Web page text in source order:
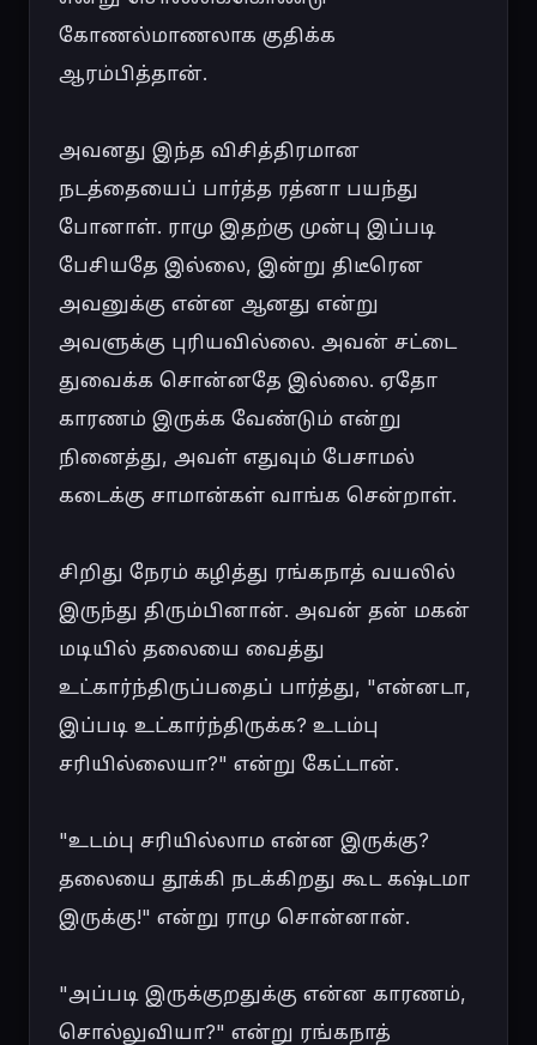
கோணல்மாணலாக குதிக்க
ஆரம்பித்தான்.
அவனது இந்த விசித்திரமான
நடத்தையைப் பார்த்த ரத்னா பயந்து
போனாள். ராமு இதற்கு முன்பு இப்படி
பேசியதே இல்லை, இன்று திடீரென
அவனுக்கு என்ன ஆனது என்று
அவளுக்கு புரியவில்லை. அவன் சட்டை
துவைக்க சொன்னதே இல்லை. ஏதோ
காரணம் இருக்க வேண்டும் என்று
நினைத்து, அவள் எதுவும் பேசாமல்
கடைக்கு சாமான்கள் வாங்க சென்றாள்.
சிறிது நேரம் கழித்து ரங்கநாத் வயலில்
இருந்து திரும்பினான். அவன் தன் மகன்
மடியில் தலையை வைத்து
உட்கார்ந்திருப்பதைப் பார்த்து, "என்னடா,
இப்படி உட்கார்ந்திருக்க? உடம்பு
சரியில்லையா?" என்று கேட்டான்.
"உடம்பு சரியில்லாம என்ன இருக்கு?
தலையை தூக்கி நடக்கிறது கூட கஷ்டமா
இருக்கு!" என்று ராமு சொன்னான்.
"அப்படி இருக்குறதுக்கு என்ன காரணம்,
சொல்லுவியா?" என்று ரங்கநாத்